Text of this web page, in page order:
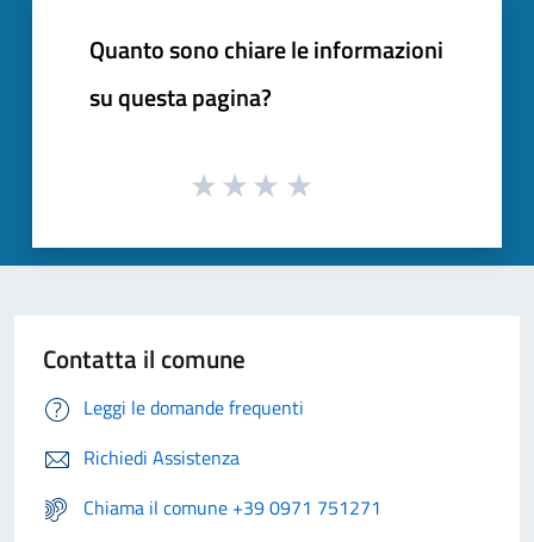
Quanto sono chiare le informazioni
su questa pagina?
Contatta il comune
Leggi le domande frequenti
Richiedi Assistenza
Chiama il comune +39 0971 751271